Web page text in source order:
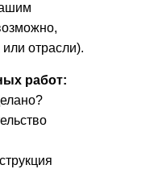
отрасли).
работ: